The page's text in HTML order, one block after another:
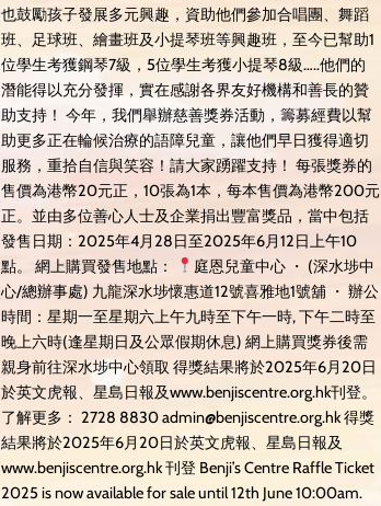
也鼓勵孩子發展多元興趣，資助他們參加合唱團、舞蹈
班、足球班、繪畫班及小提琴班等興趣班，至今已幫助1
位學生考獲鋼琴7級，5位學生考獲小提琴8級…..他們的
潛能得以充分發揮，實在感謝各界友好機構和善長的贊
助支持！ 今年，我們舉辦慈善獎券活動，籌募經費以幫
助更多正在輪候治療的語障兒童，讓他們早日獲得適切
服務，重拾自信與笑容！請大家踴躍支持！ 每張獎券的
售價為港幣20元正，10張為1本，每本售價為港幣200元
正。並由多位善心人士及企業捐出豐富獎品，當中包括
發售日期：2025年4月28日至2025年6月12日上午10
點。 網上購買發售地點：
庭恩兒童中心 ・ (深水埗中
心/總辦事處) 九龍深水埗懷惠道12號喜雅地1號舖 ・ 辦公
時間：星期一至星期六上午九時至下午一時, 下午二時至
晚上六時(逢星期日及公眾假期休息) 網上購買獎券後需
親身前往深水埗中心領取 得獎結果將於2025年6月20日
於英文虎報、星島日報及www.benjiscentre.org.hk刊登。
了解更多： 2728 8830 admin@benjiscentre.org.hk 得獎
結果將於2025年6月20日於英文虎報、星島日報及
www.benjiscentre.org.hk 刊登 Benji’s Centre Raffle Ticket
2025 is now available for sale until 12th June 10:00am.